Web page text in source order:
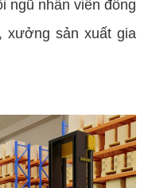
ngũ nhân viên đông
xưởng sản xuất gia